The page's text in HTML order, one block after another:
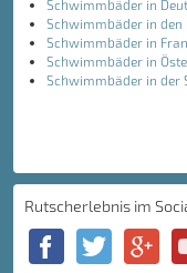
Schwimmbäder in
Schwimmbäder in den
Schwimmbäder in
Schwimmbäder in
Schwimmbäder in der
Rutscherlebnis im